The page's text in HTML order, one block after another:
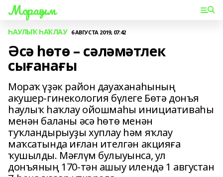
Мораҙым
ҺАУЛЫҠ ҺАҠЛАУ 6 АВГУСТА 2019, 07:42
Әсә һөтө – сәләмәтлек
сығанағы
Мораҡ үҙәк район дауаханаһының
акушер-гинекология бүлеге Бөтә донъя
һаулыҡ һаҡлау ойошмаһы инициативаһы
менән баланы әсә һөтө менән
туҡландырыуҙы хуплау һәм яҡлау
маҡсатында иғлан ителгән акцияға
ҡушылды. Мәғлүм булыуынса, ул
донъяның 170-тән ашыу илендә 1 августан